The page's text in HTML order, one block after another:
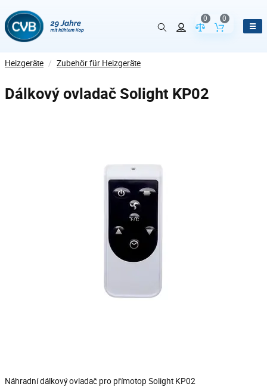
Vergleich der
0
Inhalt des
0
Heizgeräte / Zubehör für Heizgeräte
Dálkový ovladač Solight KP02
Náhradní dálkový ovladač pro přímotop Solight KP02